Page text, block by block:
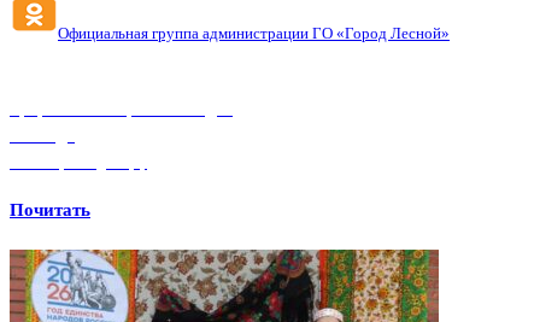
Официальная группа администрации ГО «Город Лесной»
Почитать